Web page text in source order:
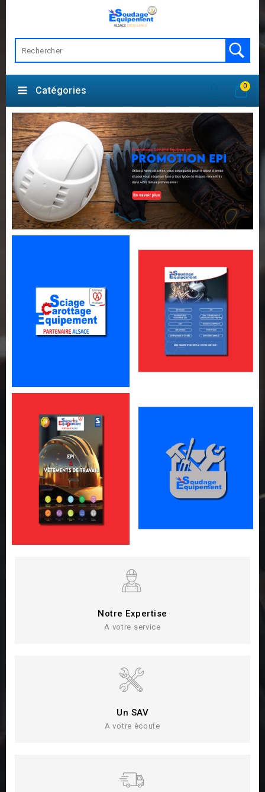
0
Catégories
Notre Expertise
A votre service
Un SAV
A votre écoute